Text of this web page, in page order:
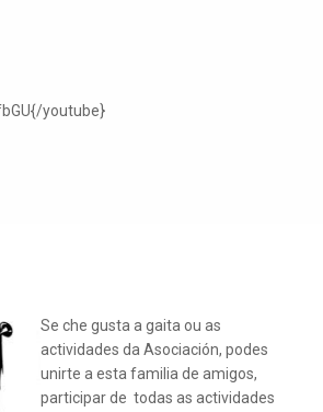
youtube}
Se che gusta a gaita ou as
actividades da Asociación, podes
unirte a esta familia de amigos,
participar de todas as actividades